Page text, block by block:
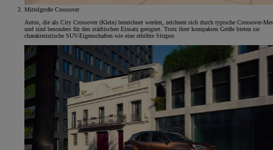
Mittelgroße Crossover
Autos, die als City Crossover (Klein) bezeichnet werden, zeichnen sich durch typische Crossover-
und sind besonders für den städtischen Einsatz geeignet. Trotz ihrer kompakten Größe bieten sie
charakteristische SUV-Eigenschaften wie eine erhöhte Sitzpos